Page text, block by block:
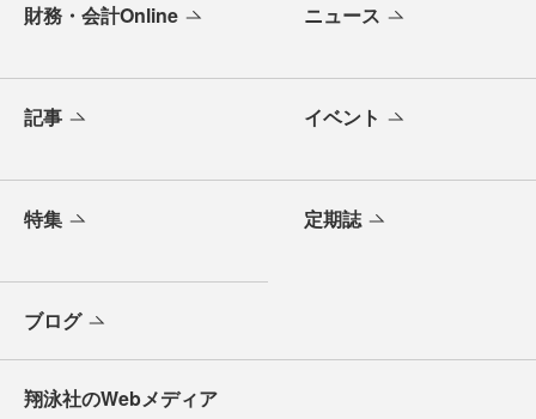
財務・会計Online ニュース
記事 イベント
特集 定期誌
ブログ
翔泳社のWebメディア